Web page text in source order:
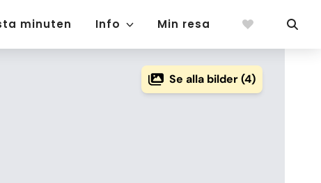
minuten Info Min resa
Se alla bilder (4)